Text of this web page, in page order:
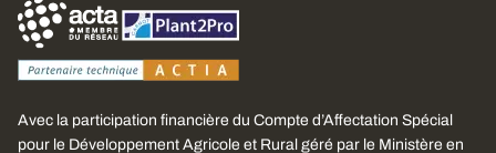
Avec la participation financière du Compte d’Affectation Spécial
pour le Développement Agricole et Rural géré par le Ministère en